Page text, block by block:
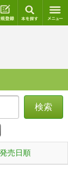
グイン 新規登録
検索
発売日順